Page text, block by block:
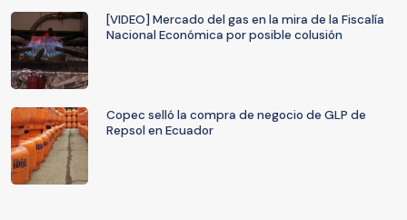
[VIDEO] Mercado del gas en la mira de la Fiscalía
Nacional Económica por posible colusión
Copec selló la compra de negocio de GLP de
Repsol en Ecuador